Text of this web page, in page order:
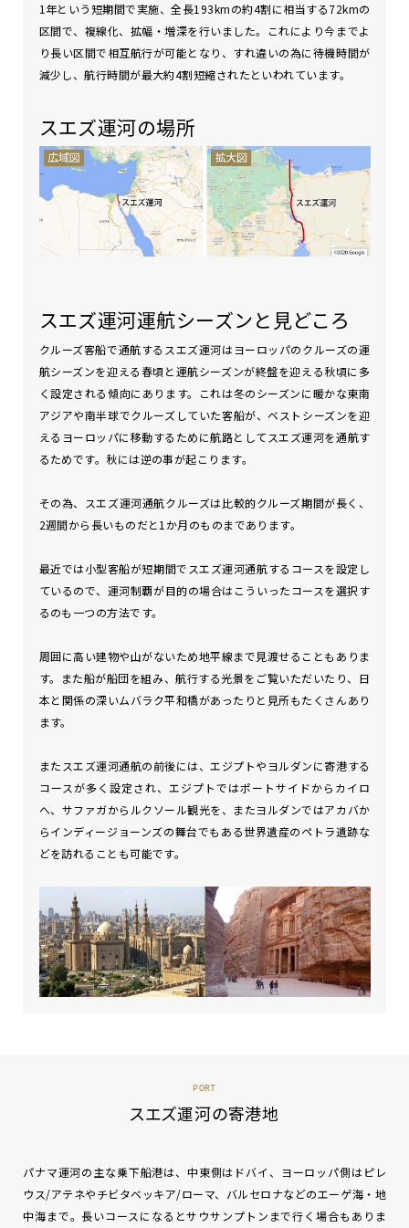
1年という短期間で実施、全長193kmの約4割に相当する72kmの
区間で、複線化、拡幅・増深を行いました。これにより今までよ
り長い区間で相互航行が可能となり、すれ違いの為に待機時間が
減少し、航行時間が最大約4割短縮されたといわれています。
スエズ運河の場所
スエズ運河運航シーズンと見どころ
クルーズ客船で通航するスエズ運河はヨーロッパのクルーズの運
航シーズンを迎える春頃と運航シーズンが終盤を迎える秋頃に多
く設定される傾向にあります。これは冬のシーズンに暖かな東南
アジアや南半球でクルーズしていた客船が、ベストシーズンを迎
えるヨーロッパに移動するために航路としてスエズ運河を通航す
るためです。秋には逆の事が起こります。
その為、スエズ運河通航クルーズは比較的クルーズ期間が長く、
2週間から長いものだと1か月のものまであります。
最近では小型客船が短期間でスエズ運河通航するコースを設定し
ているので、運河制覇が目的の場合はこういったコースを選択す
るのも一つの方法です。
周囲に高い建物や山がないため地平線まで見渡せることもありま
す。また船が船団を組み、航行する光景をご覧いただいたり、日
本と関係の深いムバラク平和橋があったりと見所もたくさんあり
ます。
またスエズ運河通航の前後には、エジプトやヨルダンに寄港する
コースが多く設定され、エジプトではポートサイドからカイロ
へ、サファガからルクソール観光を、またヨルダンではアカバか
らインディージョーンズの舞台でもある世界遺産のペトラ遺跡な
どを訪れることも可能です。
PORT
スエズ運河の寄港地
パナマ運河の主な乗下船港は、中東側はドバイ、ヨーロッパ側はピレ
ウス/アテネやチビタベッキア/ローマ、バルセロナなどのエーゲ海・地
中海まで。長いコースになるとサウサンプトンまで行く場合もありま